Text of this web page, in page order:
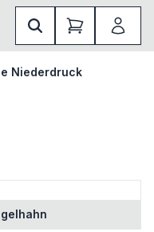
Niederdruck